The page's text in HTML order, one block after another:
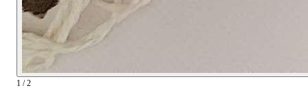
1 / 2